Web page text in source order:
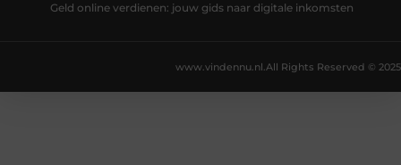
Geld online verdienen: jouw gids naar digitale inkomsten
All Rights Reserved © 2025
www.vindennu.nl.